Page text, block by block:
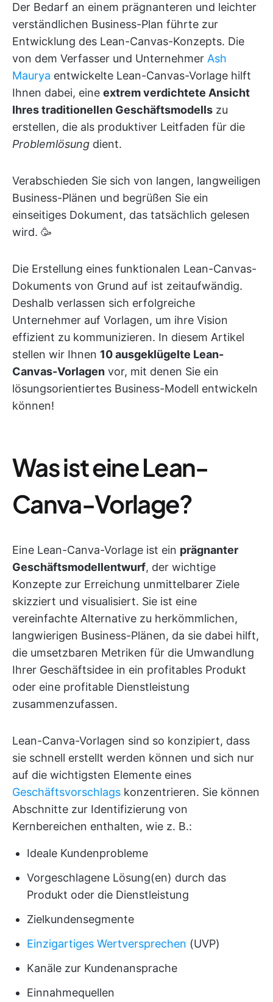
Der Bedarf an einem prägnanteren und leichter
verständlichen Business-Plan führte zur
Entwicklung des Lean-Canvas-Konzepts. Die
von dem Verfasser und Unternehmer Ash
Maurya entwickelte Lean-Canvas-Vorlage hilft
Ihnen dabei, eine extrem verdichtete Ansicht
Ihres traditionellen Geschäftsmodells zu
erstellen, die als produktiver Leitfaden für die
Problemlösung dient.
Verabschieden Sie sich von langen, langweiligen
Business-Plänen und begrüßen Sie ein
einseitiges Dokument, das tatsächlich gelesen
wird. 🥳
Die Erstellung eines funktionalen Lean-Canvas-
Dokuments von Grund auf ist zeitaufwändig.
Deshalb verlassen sich erfolgreiche
Unternehmer auf Vorlagen, um ihre Vision
effizient zu kommunizieren. In diesem Artikel
stellen wir Ihnen 10 ausgeklügelte Lean-
Canvas-Vorlagen vor, mit denen Sie ein
lösungsorientiertes Business-Modell entwickeln
können!
Was ist eine Lean-
Canva-Vorlage?
Eine Lean-Canva-Vorlage ist ein prägnanter
Geschäftsmodellentwurf, der wichtige
Konzepte zur Erreichung unmittelbarer Ziele
skizziert und visualisiert. Sie ist eine
vereinfachte Alternative zu herkömmlichen,
langwierigen Business-Plänen, da sie dabei hilft,
die umsetzbaren Metriken für die Umwandlung
Ihrer Geschäftsidee in ein profitables Produkt
oder eine profitable Dienstleistung
zusammenzufassen.
Lean-Canva-Vorlagen sind so konzipiert, dass
sie schnell erstellt werden können und sich nur
auf die wichtigsten Elemente eines
Geschäftsvorschlags konzentrieren. Sie können
Abschnitte zur Identifizierung von
Kernbereichen enthalten, wie z. B.:
Ideale Kundenprobleme
Vorgeschlagene Lösung(en) durch das
Produkt oder die Dienstleistung
Zielkundensegmente
Einzigartiges Wertversprechen (UVP)
Kanäle zur Kundenansprache
Einnahmequellen